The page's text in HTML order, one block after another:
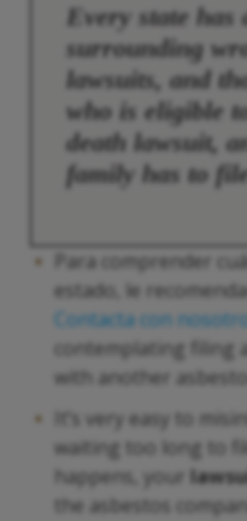
Every state
surrounding
lawsuits, and
who is eligible
death lawsuit,
family has to
Para comprender
estado, le
Contacta con
contemplating filing
with another
It’s very easy to
waiting too long to
happens, your
the asbestos